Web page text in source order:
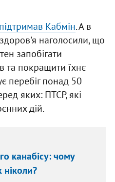
Кабмін. А в
наголосили, що
запобігати
та покращити їхнє
перебіг понад 50
яких: ПТСР, які
дій.
канабісу: чому